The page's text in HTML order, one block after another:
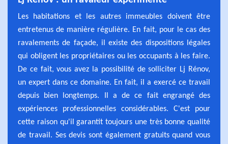
Les habitations et les autres immeubles doivent être
entretenus de manière régulière. En fait, pour le cas des
ravalements de façade, il existe des dispositions légales
qui obligent les propriétaires ou les occupants à les faire.
De ce fait, vous avez la possibilité de solliciter Lj Rénov,
un expert dans ce domaine. En fait, il a exercé ce travail
depuis bien longtemps. Il a de ce fait engrangé des
expériences professionnelles considérables. C'est pour
cette raison qu'il garantit toujours une très bonne qualité
de travail. Ses devis sont également gratuits quand vous